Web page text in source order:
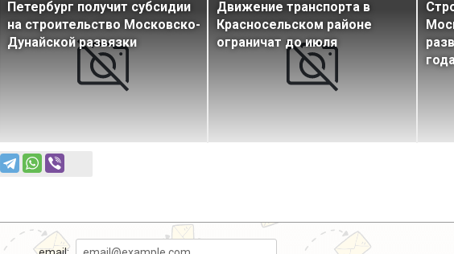
Петербург получит субсидии
на строительство Московско-
Дунайской развязки
Движение транспорта в
Красносельском районе
ограничат до июля